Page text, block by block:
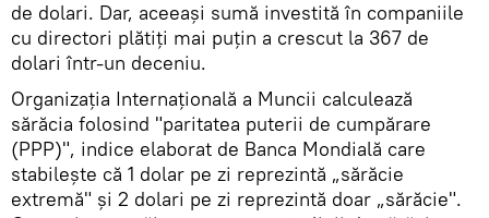
de dolari. Dar, aceeași sumă investită în companiile
cu directori plătiţi mai puţin a crescut la 367 de
dolari într-un deceniu.
Organizația Internațională a Muncii calculează
sărăcia folosind "paritatea puterii de cumpărare
(PPP)", indice elaborat de Banca Mondială care
stabileşte că 1 dolar pe zi reprezintă „sărăcie
extremă" și 2 dolari pe zi reprezintă doar „sărăcie".